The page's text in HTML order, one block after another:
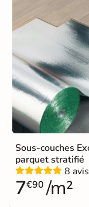
PAR
Carrelage poli /
semi-poli
Carrelage
Échantillons
Garantie
Qualité de l'air
Normes
Origine
Sous-couches
parquet stratifié
8 avis
7€90 /m²